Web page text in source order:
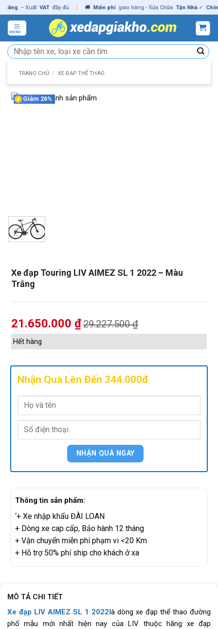
Skip
to
content
– Xuất VAT đầy đủ | 🚚 Miễn phí giao hàng - Sửa Chữa Tận Nhà ✓ Chính
MENU
Tìm
kiếm:
TRANG CHỦ / XE ĐẠP THỂ THAO
Xe đạp Touring LIV AIMEZ SL 1 2022 – Màu
Trắng
Giảm 26%
21.650.000 ₫29.227.500₫
Hết hàng
Nhận Quà Lên Đến 344.000đ
Thông tin sản phẩm:
‘+ Xe nhập khẩu ĐÀI LOAN
+ Dòng xe cap cấp, Bảo hành 12 tháng
+ Vận chuyển miễn phí phạm vi <20 Km
+ Hỗ trợ 50% phí ship cho khách ở xa
MÔ TẢ CHI TIẾT
Xe đạp LIV AIMEZ SL 1 2022là dòng xe đạp thể thao đường
phố mẫu mới nhất hiện nay của LIV thuộc hãng xe đạp